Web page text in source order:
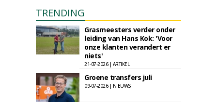
TRENDING
Grasmeesters verder onder
leiding van Hans Kok: 'Voor
onze klanten verandert er
niets'
21-07-2026 | ARTIKEL
Groene transfers juli
09-07-2026 | NIEUWS